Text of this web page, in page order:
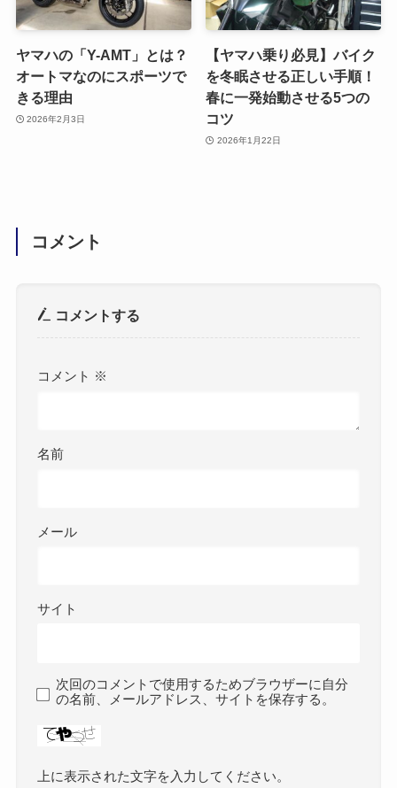
ヤマハの「Y-AMT」とは？
オートマなのにスポーツで
きる理由
2026年2月3日
【ヤマハ乗り必見】バイク
を冬眠させる正しい手順！
春に一発始動させる5つの
コツ
2026年1月22日
コメント
コメントする
コメント ※
名前
メール
サイト
次回のコメントで使用するためブラウザーに自分
の名前、メールアドレス、サイトを保存する。
上に表示された文字を入力してください。